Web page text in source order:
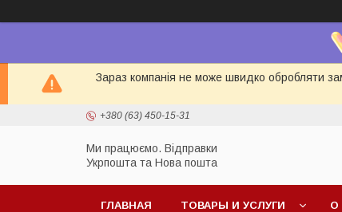
Зараз компанія не може швидко обробляти
+380 (63) 450-15-31
Ми працюємо. Відправки
Укрпошта та Нова пошта
ГЛАВНАЯ ТОВАРЫ И УСЛУГИ О